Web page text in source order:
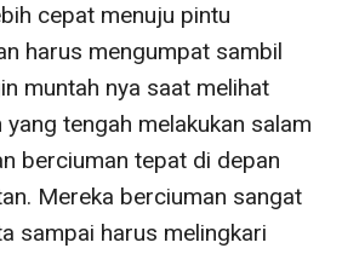
cepat menuju pintu
harus mengumpat sambil
muntah nya saat melihat
tengah melakukan salam
berciuman tepat di depan
Mereka berciuman sangat
sampai harus melingkari